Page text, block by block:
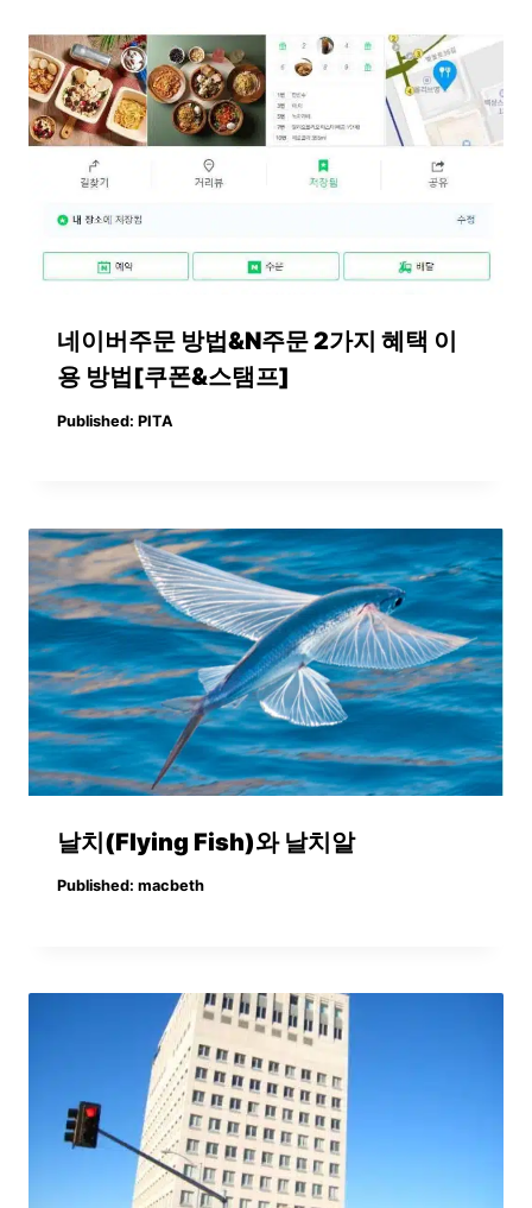
네이버주문 방법&N주문 2가지 혜택 이
용 방법[쿠폰&스탬프]
Published: PITA
날치(Flying Fish)와 날치알
Published: macbeth